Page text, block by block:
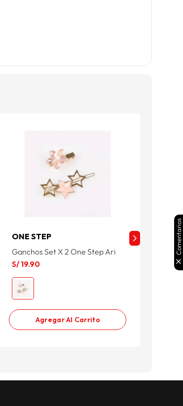
ONE STEP
Ganchos Set X 2 One Step Ari
S/ 19.90
Agregar Al Carrito
ONE
Marmol
Comentarios